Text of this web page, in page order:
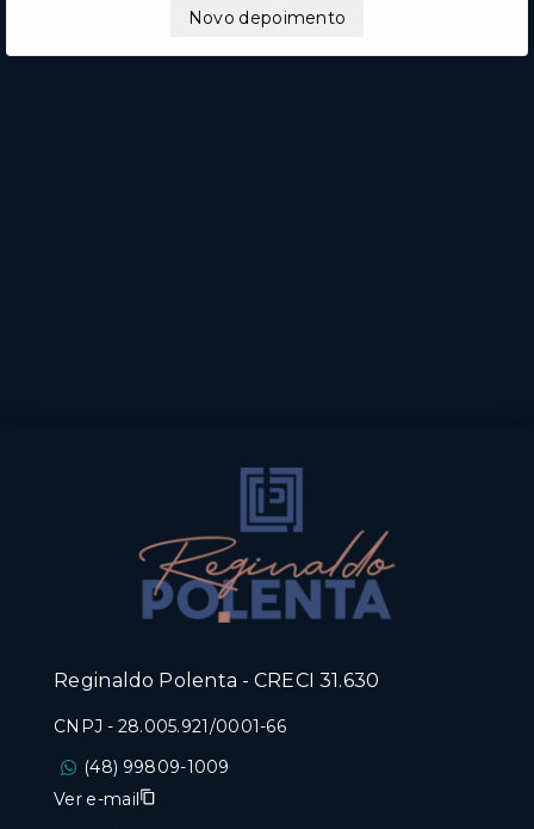
Novo depoimento
Reginaldo Polenta - CRECI 31.630
CNPJ - 28.005.921/0001-66
(48) 99809-1009
Ver e-mail